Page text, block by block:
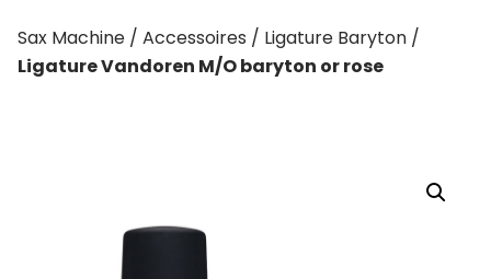
Sax Machine / Accessoires / Ligature Baryton /
Ligature Vandoren M/O baryton or rose